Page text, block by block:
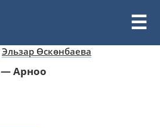
Эльзар Өскөнбаева
—Арноо